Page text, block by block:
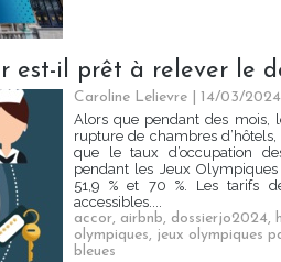
est-il prêt à relever le
Caroline Lelievre | 14/03/2024
Alors que pendant des mois,
rupture de chambres
que le taux d’occupation
pendant les Jeux
51,9 % et 70 %. Les tarifs
accessibles....
accor, airbnb, dossierjo2024,
olympiques, jeux olympiques
bleues